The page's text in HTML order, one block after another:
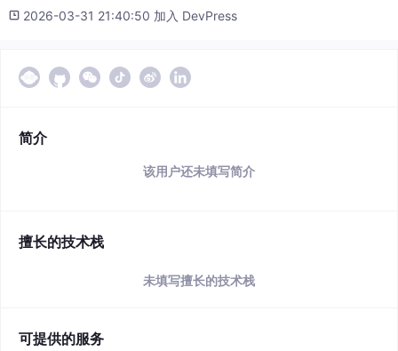
2026-03-31 21:40:50 加入 DevPress
简介
该用户还未填写简介
擅长的技术栈
未填写擅长的技术栈
可提供的服务